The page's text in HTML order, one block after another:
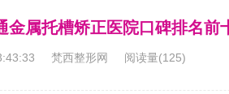
金属托槽矫正医院口碑排名前
梵西整形网 阅读量(125)